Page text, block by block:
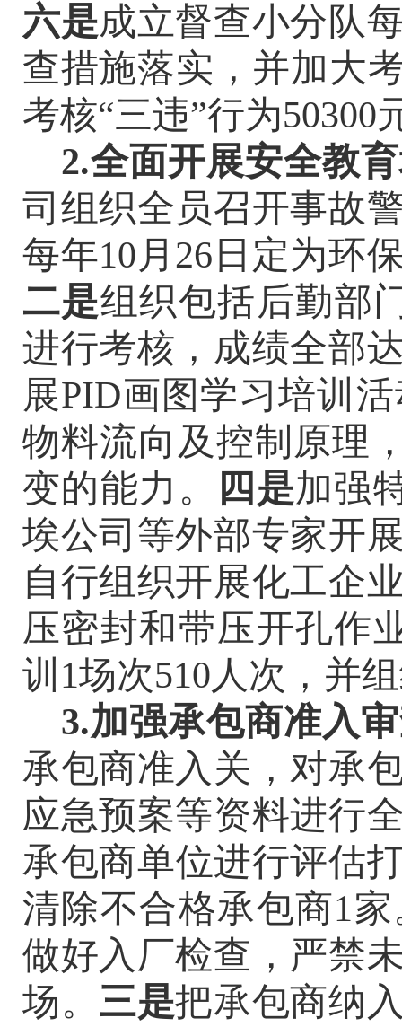
六是成立督查小分队
查措施落实，并加大
考核“三违”行为50300
2.全面开展安全教
司组织全员召开事故
每年10月26日定为环
二是组织包括后勤部
进行考核，成绩全部
展PID画图学习培训
物料流向及控制原理
变的能力。
四是加强
埃公司等外部专家开
自行组织开展化工企
压密封和带压开孔作
训1场次510人次，并
3.加强承包商准入
承包商准入关，对承
应急预案等资料进行
承包商单位进行评估
清除不合格承包商1家
做好入厂检查，严禁
场。 三是把承包商纳